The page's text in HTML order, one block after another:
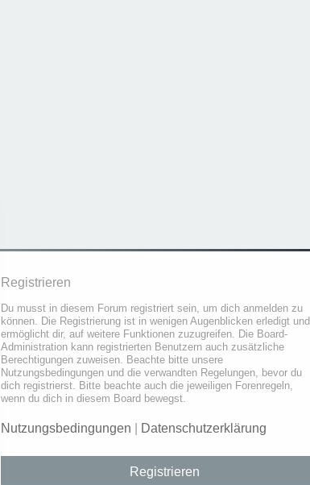
Registrieren
Du musst in diesem Forum registriert sein, um dich anmelden zu
können. Die Registrierung ist in wenigen Augenblicken erledigt und
ermöglicht dir, auf weitere Funktionen zuzugreifen. Die Board-
Administration kann registrierten Benutzern auch zusätzliche
Berechtigungen zuweisen. Beachte bitte unsere
Nutzungsbedingungen und die verwandten Regelungen, bevor du
dich registrierst. Bitte beachte auch die jeweiligen Forenregeln,
wenn du dich in diesem Board bewegst.
Nutzungsbedingungen Datenschutzerklärung
Registrieren